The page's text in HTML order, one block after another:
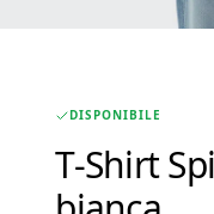
DISPONIBILE
T-Shirt